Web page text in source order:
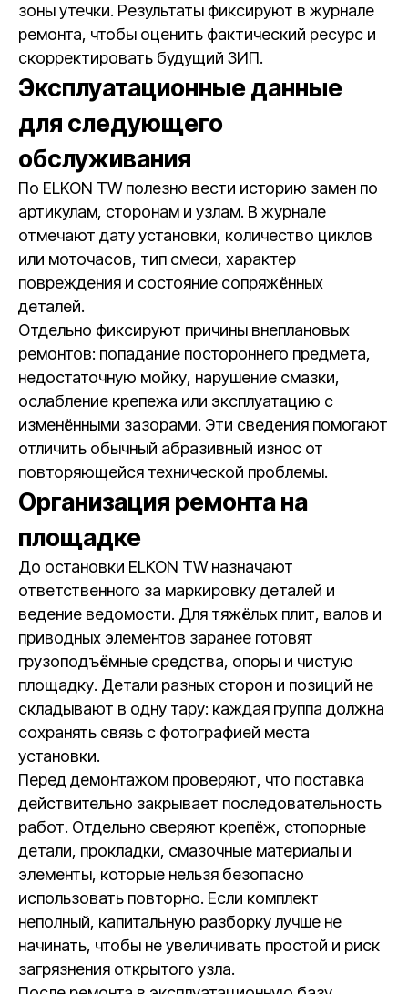
зоны утечки. Результаты фиксируют в журнале
ремонта, чтобы оценить фактический ресурс и
скорректировать будущий ЗИП.
Эксплуатационные данные
для следующего
обслуживания
По ELKON TW полезно вести историю замен по
артикулам, сторонам и узлам. В журнале
отмечают дату установки, количество циклов
или моточасов, тип смеси, характер
повреждения и состояние сопряжённых
деталей.
Отдельно фиксируют причины внеплановых
ремонтов: попадание постороннего предмета,
недостаточную мойку, нарушение смазки,
ослабление крепежа или эксплуатацию с
изменёнными зазорами. Эти сведения помогают
отличить обычный абразивный износ от
повторяющейся технической проблемы.
Организация ремонта на
площадке
До остановки ELKON TW назначают
ответственного за маркировку деталей и
ведение ведомости. Для тяжёлых плит, валов и
приводных элементов заранее готовят
грузоподъёмные средства, опоры и чистую
площадку. Детали разных сторон и позиций не
складывают в одну тару: каждая группа должна
сохранять связь с фотографией места
установки.
Перед демонтажом проверяют, что поставка
действительно закрывает последовательность
работ. Отдельно сверяют крепёж, стопорные
детали, прокладки, смазочные материалы и
элементы, которые нельзя безопасно
использовать повторно. Если комплект
неполный, капитальную разборку лучше не
начинать, чтобы не увеличивать простой и риск
загрязнения открытого узла.